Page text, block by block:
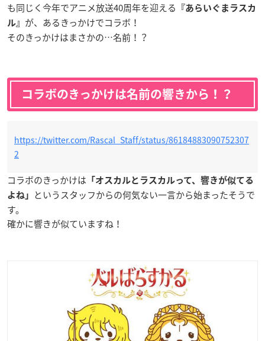
も同じく今年でアニメ放送40周年を迎える
『あらいぐまラスカ
ル』 が、あるきっかけでコラボ！
そのきっかけはまさかの…名前！？
コラボのきっかけは名前の響きから！？
https://twitter.com/Rascal_Staff/status/86184883090752307
2
コラボのきっかけは 「オスカルとラスカルって、響きが似てる
よね」
というスタッフからの何気ない一言から始まったそうで
す。
確かに響きが似ていますね！